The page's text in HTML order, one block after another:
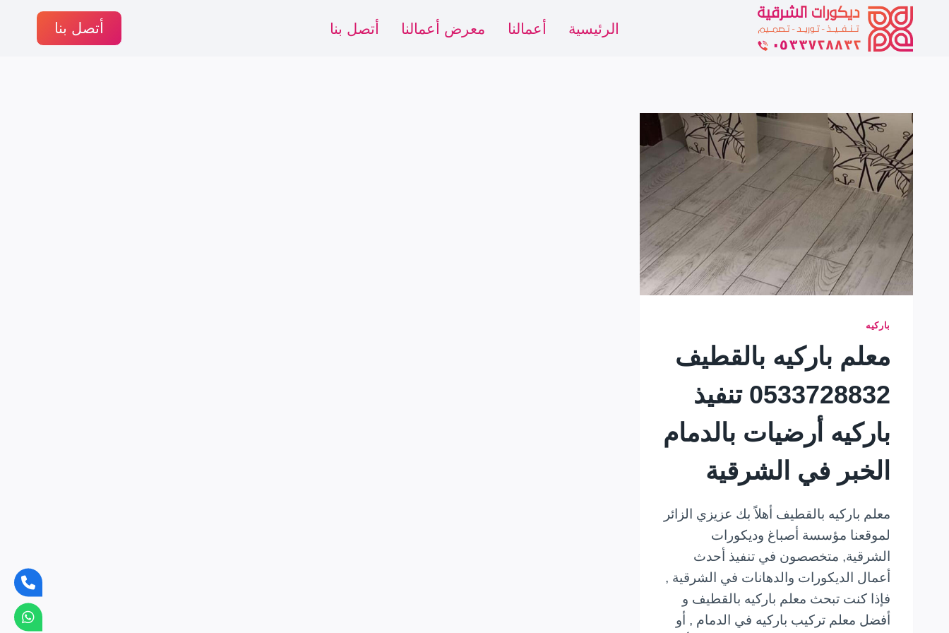
التجاوز
المحتوى
الرئيسية أعمالنا معرض أعمالنا أتصل بنا أتصل بنا
باركيه
معلم باركيه بالقطيف
0533728832 تنفيذ
باركيه أرضيات بالدمام
الخبر في الشرقية
معلم باركيه بالقطيف أهلاً بك عزيزي الزائر
لموقعنا مؤسسة أصباغ وديكورات
الشرقية, متخصصون في تنفيذ أحدث
أعمال الديكورات والدهانات في الشرقية ,
فإذا كنت تبحث معلم باركيه بالقطيف و
أفضل معلم تركيب باركيه في الدمام , أو